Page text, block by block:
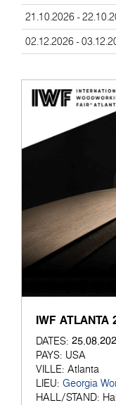
21.10.2026 -
02.12.2026 -
IWF ATLANTA
DATES:
PAYS: USA
VILLE: Atlanta
LIEU: Georgia
HALL/STAND: